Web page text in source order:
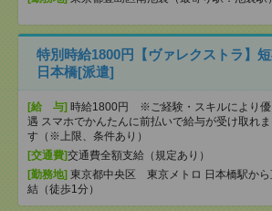
特別時給1800円【ヴァレクストラ】
日本橋[派遣]
[給 与] 時給1800円 ※ご経験・スキルにより優
遇 スマホでかんたんに前払いで給与が受け取れま
す（※上限、条件あり）
[交通費]交通費全額支給（規定あり）
[勤務地] 東京都中央区 東京メトロ 日本橋駅から
結（徒歩1分）